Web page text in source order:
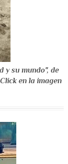
y su mundo", de
en la imagen